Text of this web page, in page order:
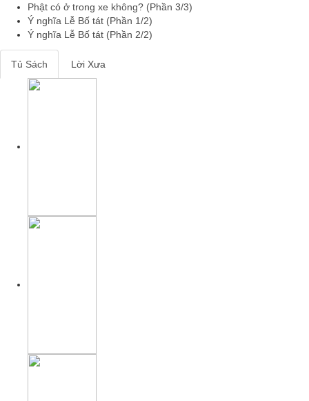
Phật có ở trong xe không? (Phần 3/3)
Ý nghĩa Lễ Bố tát (Phần 1/2)
Ý nghĩa Lễ Bố tát (Phần 2/2)
Tủ Sách Lời Xưa